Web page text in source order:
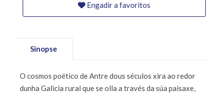
Engadir a favoritos
Sinopse
O cosmos poético de Antre dous séculos xira ao redor
dunha Galicia rural que se olla a través da súa paisaxe,